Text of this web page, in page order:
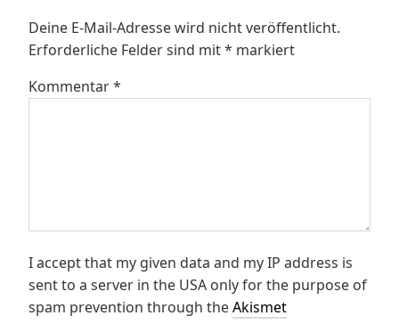
Deine E-Mail-Adresse wird nicht veröffentlicht.
Erforderliche Felder sind mit* markiert
Kommentar*
I accept that my given data and my IP address is
sent to a server in the USA only for the purpose of
spam prevention through theAkismet